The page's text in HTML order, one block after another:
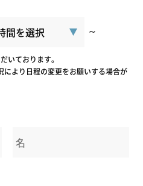
～
いております。
により日程の変更をお願いする場合が